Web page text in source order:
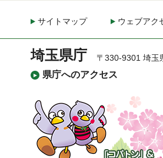
サイトマップ ウェブアク
埼玉県庁
県庁へのアクセス
〒330-9301 埼玉